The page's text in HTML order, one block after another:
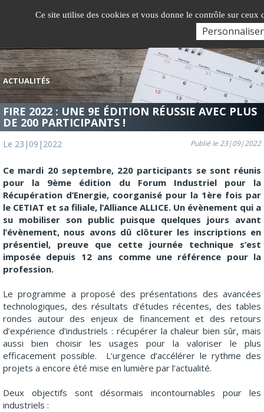
ACTUALITÉS
FIRE 2022 : UNE 9E ÉDITION RÉUSSIE AVEC PLUS
DE 200 PARTICIPANTS !
Le 23|09|2022 Publié le 23|09|2022
Ce mardi 20 septembre, 220 participants se sont réunis
pour la 9ème édition du Forum Industriel pour la
Récupération d’Energie, coorganisé pour la 1ère fois par
le CETIAT et sa filiale, l’Alliance ALLICE. Un évènement qui a
su mobiliser son public puisque quelques jours avant
l’évènement, nous avons dû clôturer les inscriptions en
présentiel, preuve que cette journée technique s’est
imposée depuis 12 ans comme une référence pour la
profession.
Le programme a proposé des présentations des avancées
technologiques, des résultats d’études récentes, des tables
rondes autour des enjeux de financement et des retours
d’expérience d’industriels : récupérer la chaleur bien sûr, mais
aussi bien choisir les usages pour la valoriser le plus
efficacement possible. L’urgence d’accélérer le rythme des
projets a encore été mise en lumière par l’actualité.
Deux objectifs sont désormais incontournables pour les
industriels :
Ce site utilise des cookies et vous donne le contrôle sur ceux
Personnaliser